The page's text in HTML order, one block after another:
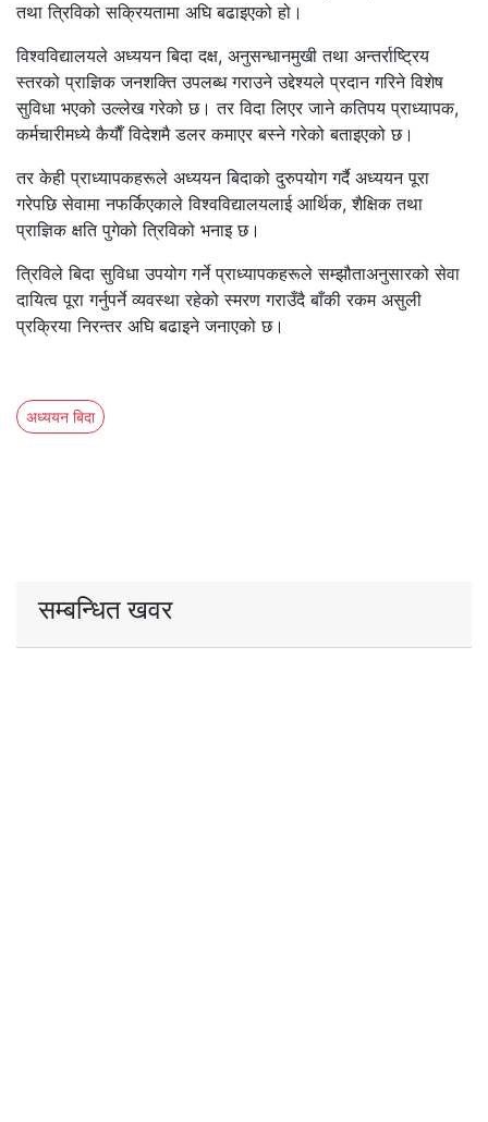
तथा त्रिविको सक्रियतामा अघि बढाइएको हो।
विश्वविद्यालयले अध्ययन बिदा दक्ष, अनुसन्धानमुखी तथा अन्तर्राष्ट्रिय
स्तरको प्राज्ञिक जनशक्ति उपलब्ध गराउने उद्देश्यले प्रदान गरिने विशेष
सुविधा भएको उल्लेख गरेको छ। तर विदा लिएर जाने कतिपय प्राध्यापक,
कर्मचारीमध्ये कैयाैँ विदेशमै डलर कमाएर बस्ने गरेको बताइएको छ।
तर केही प्राध्यापकहरूले अध्ययन बिदाको दुरुपयोग गर्दै अध्ययन पूरा
गरेपछि सेवामा नफर्किएकाले विश्वविद्यालयलाई आर्थिक, शैक्षिक तथा
प्राज्ञिक क्षति पुगेको त्रिविको भनाइ छ।
त्रिविले बिदा सुविधा उपयोग गर्ने प्राध्यापकहरूले सम्झौताअनुसारको सेवा
दायित्व पूरा गर्नुपर्ने व्यवस्था रहेको स्मरण गराउँदै बाँकी रकम असुली
प्रक्रिया निरन्तर अघि बढाइने जनाएको छ।
अध्ययन बिदा
सम्बन्धित खवर